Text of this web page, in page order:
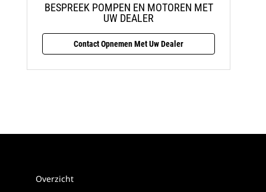
BESPREEK POMPEN EN MOTOREN MET
UW DEALER
Contact Opnemen Met Uw Dealer
Overzicht